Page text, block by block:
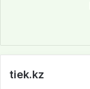
tiek.kz